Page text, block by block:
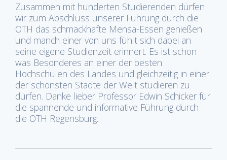
Zusammen mit hunderten Studierenden dürfen
wir zum Abschluss unserer Führung durch die
OTH das schmackhafte Mensa-Essen genießen
und manch einer von uns fühlt sich dabei an
seine eigene Studienzeit erinnert. Es ist schon
was Besonderes an einer der besten
Hochschulen des Landes und gleichzeitig in einer
der schönsten Städte der Welt studieren zu
dürfen. Danke lieber Professor Edwin Schicker für
die spannende und informative Führung durch
die OTH Regensburg.